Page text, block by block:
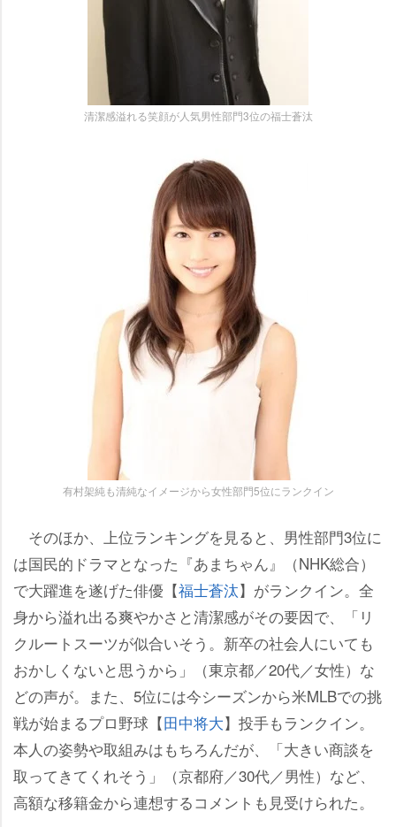
清潔感溢れる笑顔が人気男性部門3位の福士蒼汰
有村架純も清純なイメージから女性部門5位にランクイン
そのほか、上位ランキングを見ると、男性部門3位に
は国民的ドラマとなった『あまちゃん』（NHK総合）
で大躍進を遂げた俳優【福士蒼汰】がランクイン。全
身から溢れ出る爽やかさと清潔感がその要因で、「リ
クルートスーツが似合いそう。新卒の社会人にいても
おかしくないと思うから」（東京都／20代／女性）な
どの声が。また、5位には今シーズンから米MLBでの挑
戦が始まるプロ野球【田中将大】投手もランクイン。
本人の姿勢や取組みはもちろんだが、「大きい商談を
取ってきてくれそう」（京都府／30代／男性）など、
高額な移籍金から連想するコメントも見受けられた。